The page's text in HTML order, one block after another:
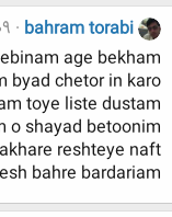
bahram torabi
age bekham
byad chetor in karo
toye liste dustam
o shayad betoonim
reshteye naft
bahre bardariam